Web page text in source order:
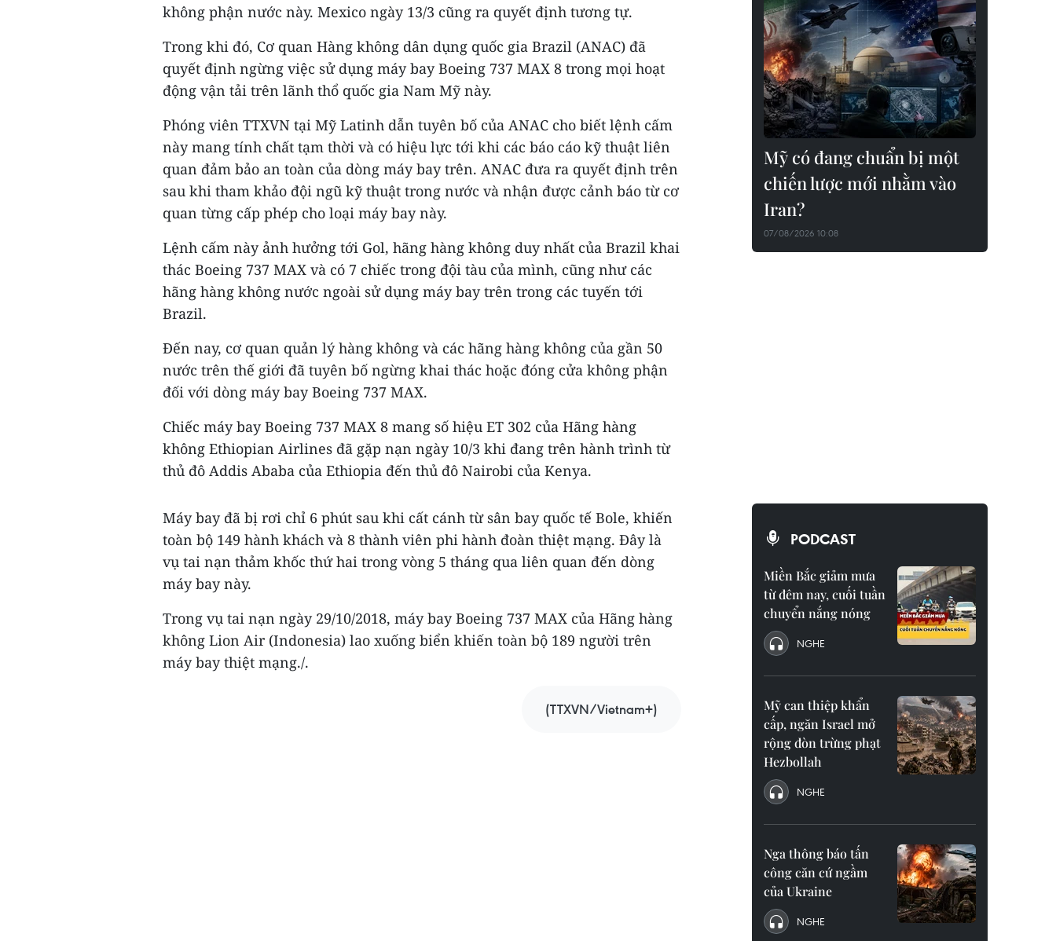
không phận nước này. Mexico ngày 13/3 cũng ra quyết định tương tự.
Trong khi đó, Cơ quan Hàng không dân dụng quốc gia Brazil (ANAC) đã
quyết định ngừng việc sử dụng máy bay Boeing 737 MAX 8 trong mọi hoạt
động vận tải trên lãnh thổ quốc gia Nam Mỹ này.
Phóng viên TTXVN tại Mỹ Latinh dẫn tuyên bố của ANAC cho biết lệnh cấm
này mang tính chất tạm thời và có hiệu lực tới khi các báo cáo kỹ thuật liên
quan đảm bảo an toàn của dòng máy bay trên. ANAC đưa ra quyết định trên
sau khi tham khảo đội ngũ kỹ thuật trong nước và nhận được cảnh báo từ cơ
quan từng cấp phép cho loại máy bay này.
Lệnh cấm này ảnh hưởng tới Gol, hãng hàng không duy nhất của Brazil khai
thác Boeing 737 MAX và có 7 chiếc trong đội tàu của mình, cũng như các
hãng hàng không nước ngoài sử dụng máy bay trên trong các tuyến tới
Brazil.
Đến nay, cơ quan quản lý hàng không và các hãng hàng không của gần 50
nước trên thế giới đã tuyên bố ngừng khai thác hoặc đóng cửa không phận
đối với dòng máy bay Boeing 737 MAX.
Chiếc máy bay Boeing 737 MAX 8 mang số hiệu ET 302 của Hãng hàng
không Ethiopian Airlines đã gặp nạn ngày 10/3 khi đang trên hành trình từ
thủ đô Addis Ababa của Ethiopia đến thủ đô Nairobi của Kenya.
Máy bay đã bị rơi chỉ 6 phút sau khi cất cánh từ sân bay quốc tế Bole, khiến
toàn bộ 149 hành khách và 8 thành viên phi hành đoàn thiệt mạng. Đây là
vụ tai nạn thảm khốc thứ hai trong vòng 5 tháng qua liên quan đến dòng
máy bay này.
Trong vụ tai nạn ngày 29/10/2018, máy bay Boeing 737 MAX của Hãng hàng
không Lion Air (Indonesia) lao xuống biển khiến toàn bộ 189 người trên
máy bay thiệt mạng./.
(TTXVN/Vietnam+)
Mỹ có đang chuẩn bị một
chiến lược mới nhằm vào
Iran?
07/08/2026 10:08
PODCAST
Miền Bắc giảm mưa
từ đêm nay, cuối tuần
chuyển nắng nóng
NGHE
Mỹ can thiệp khẩn
cấp, ngăn Israel mở
rộng đòn trừng phạt
Hezbollah
NGHE
Nga thông báo tấn
công căn cứ ngầm
của Ukraine
NGHE